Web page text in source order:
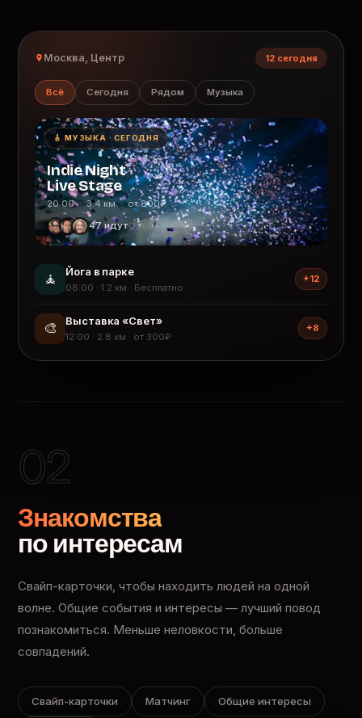
Москва, Центр 12 сегодня
Всё Сегодня Рядом Музыка
🎸 МУЗЫКА · СЕГОДНЯ
Indie Night
Live Stage
20:00 · 3.4 км · от 800₽
47 идут
🧘 Йога в парке
08:00 · 1.2 км · Бесплатно
+12
🎨 Выставка «Свет»
12:00 · 2.8 км · от 300₽
+8
02
Знакомства
по интересам
Свайп-карточки, чтобы находить людей на одной
волне. Общие события и интересы — лучший повод
познакомиться. Меньше неловкости, больше
совпадений.
Свайп-карточки Матчинг Общие интересы